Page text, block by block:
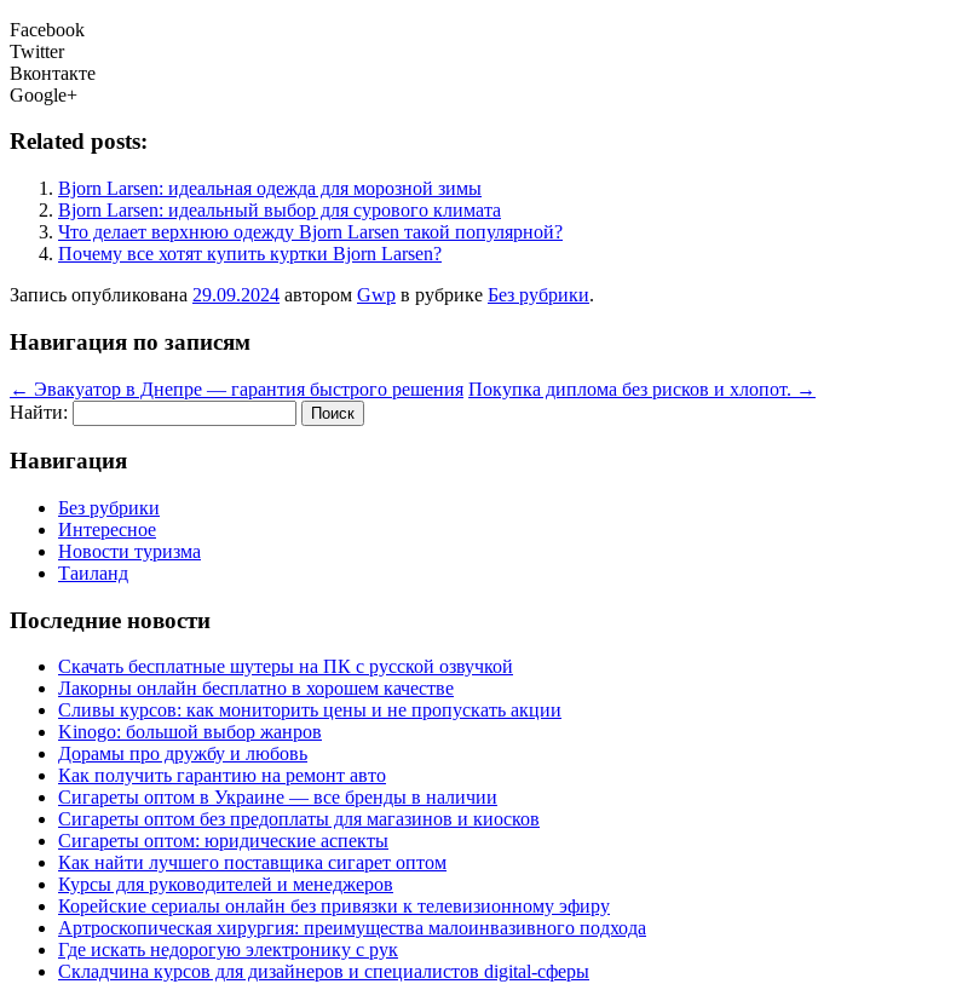
Facebook
Twitter
Вконтакте
Google+
Related posts:
Bjorn Larsen: идеальная одежда для морозной зимы
Bjorn Larsen: идеальный выбор для сурового климата
Что делает верхнюю одежду Bjorn Larsen такой популярной?
Почему все хотят купить куртки Bjorn Larsen?
Запись опубликована 29.09.2024 автором Gwp в рубрике Без рубрики.
Навигация по записям
← Эвакуатор в Днепре — гарантия быстрого решения Покупка диплома без рисков и хлопот. →
Найти:
Навигация
Без рубрики
Интересное
Новости туризма
Таиланд
Последние новости
Скачать бесплатные шутеры на ПК с русской озвучкой
Лакорны онлайн бесплатно в хорошем качестве
Сливы курсов: как мониторить цены и не пропускать акции
Kinogo: большой выбор жанров
Дорамы про дружбу и любовь
Как получить гарантию на ремонт авто
Сигареты оптом в Украине — все бренды в наличии
Сигареты оптом без предоплаты для магазинов и киосков
Сигареты оптом: юридические аспекты
Как найти лучшего поставщика сигарет оптом
Курсы для руководителей и менеджеров
Корейские сериалы онлайн без привязки к телевизионному эфиру
Артроскопическая хирургия: преимущества малоинвазивного подхода
Где искать недорогую электронику с рук
Складчина курсов для дизайнеров и специалистов digital-сферы